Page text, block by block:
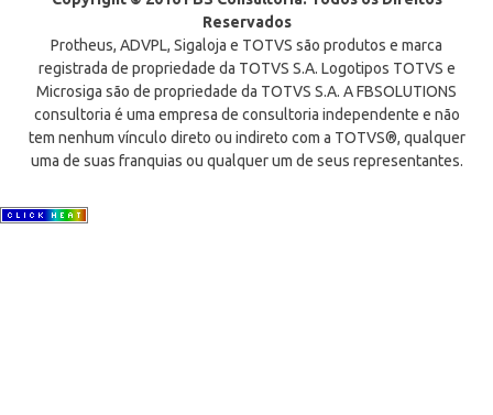
Reservados
Protheus, ADVPL, Sigaloja e TOTVS são produtos e marca
registrada de propriedade da TOTVS S.A. Logotipos TOTVS e
Microsiga são de propriedade da TOTVS S.A. A FBSOLUTIONS
consultoria é uma empresa de consultoria independente e não
tem nenhum vínculo direto ou indireto com a TOTVS®, qualquer
uma de suas franquias ou qualquer um de seus representantes.